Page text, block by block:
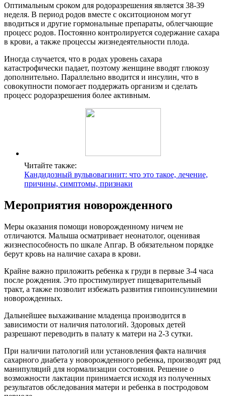
Оптимальным сроком для родоразрешения является 38-39
неделя. В период родов вместе с окситоционом могут
вводиться и другие гормональные препараты, облегчающие
процесс родов. Постоянно контролируется содержание сахара
в крови, а также процессы жизнедеятельности плода.
Иногда случается, что в родах уровень сахара
катастрофически падает, поэтому женщине вводят глюкозу
дополнительно. Параллельно вводится и инсулин, что в
совокупности помогает поддержать организм и сделать
процесс родоразрешения более активным.
Читайте также:
Кандидозный вульвовагинит: что это такое, лечение,
причины, симптомы, признаки
Мероприятия новорожденного
Меры оказания помощи новорожденному ничем не
отличаются. Малыша осматривает неонатолог, оценивая
жизнеспособность по шкале Апгар. В обязательном порядке
берут кровь на наличие сахара в крови.
Крайне важно приложить ребенка к груди в первые 3-4 часа
после рождения. Это простимулирует пищеварительный
тракт, а также позволит избежать развития гипоинсулинемии
новорожденных.
Дальнейшее выхаживание младенца производится в
зависимости от наличия патологий. Здоровых детей
разрешают переводить в палату к матери на 2-3 сутки.
При наличии патологий или установления факта наличия
сахарного диабета у новорожденного ребенка, производят ряд
манипуляций для нормализации состояния. Решение о
возможности лактации принимается исходя из полученных
результатов обследования матери и ребенка в постродовом